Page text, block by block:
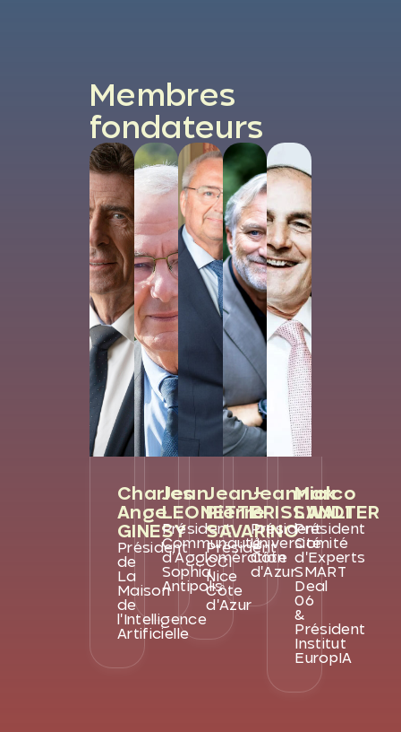
Membres
fondateurs
Charles
Ange
GINESY
Président
de
La
Maison
de
l'Intelligence
Artificielle
Jean
LEONETTI
Président
Communauté
d’Agglomération
Sophia
Antipolis
Jean-
Pierre
SAVARINO
Président
CCI
Nice
Côte
d'Azur
Jeannick
BRISSWALTER
Président
Université
Côte
d'Azur
Marco
LANDI
Président
Comité
d'Experts
SMART
Deal
06
&
Président
Institut
EuropIA